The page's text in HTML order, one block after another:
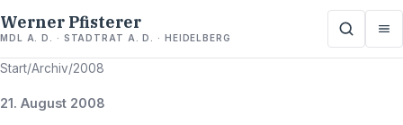
Werner Pfisterer
MDL A. D. · STADTRAT A. D. · HEIDELBERG
Start/Archiv/2008
21. August 2008